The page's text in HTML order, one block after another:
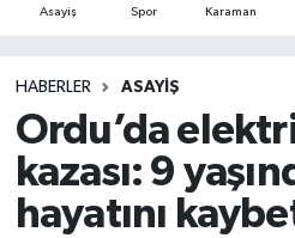
Asayiş Spor Karaman
HABERLER ASAYIŞ
Ordu’da
kazası: 9
hayatını
Ulusal Haberler
Vefat Edenler